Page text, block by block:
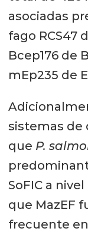
asociadas
fago RCS47
Bcep176 de
mEp235 de
sistemas de
que P.
SoFIC a
que MazEF
frecuente